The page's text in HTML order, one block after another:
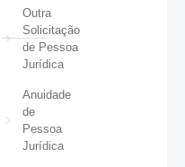
Outra
Solicitação
de Pessoa
Jurídica
Anuidade
de
Pessoa
Jurídica